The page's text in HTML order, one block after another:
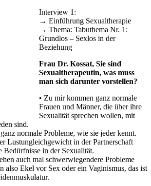
Interview 1:
→ Einführung Sexualtherapie
→ Thema: Tabuthema Nr. 1:
Grundlos – Sexlos in der
Beziehung
Frau Dr. Kossat, Sie sind
Sexualtherapeutin, was muss
man sich darunter vorstellen?
• Zu mir kommen ganz normale
Frauen und Männer, die über ihre
Sexualität sprechen wollen, mit
sind.
normale Probleme, wie sie jeder kennt.
Lustungleichgewicht in der Partnerschaft
Bedürfnisse in der Sexualität.
auch mal schwerwiegendere Probleme
also Ekel vor Sex oder ein Vaginismus, das ist